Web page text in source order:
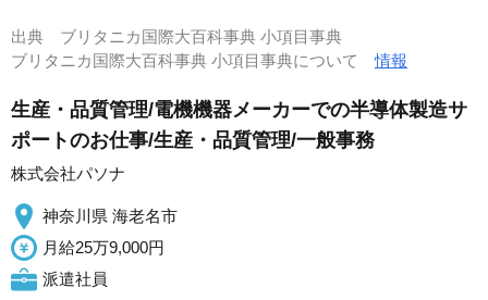
出典 ブリタニカ国際大百科事典 小項目事典
ブリタニカ国際大百科事典 小項目事典について情報
生産・品質管理/電機機器メーカーでの半導体製造サ
ポートのお仕事/生産・品質管理/一般事務
株式会社パソナ
神奈川県 海老名市
月給25万9,000円
派遣社員